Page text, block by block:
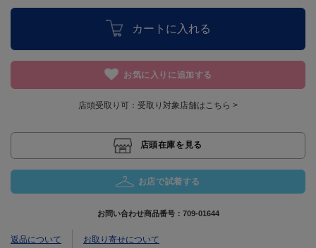
カートに入れる
お気に入りに追加する
店頭受取り可： 受取り対象店舗はこちら >
店頭在庫を見る
お店で試着する
お問い合わせ商品番号： 709-01644
返品について お取り寄せについて